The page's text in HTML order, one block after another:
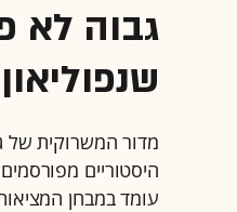
גבוה לא
מדור המשרוקית של
היסטוריים
עומד במבחן